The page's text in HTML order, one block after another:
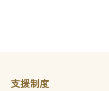
支援制度